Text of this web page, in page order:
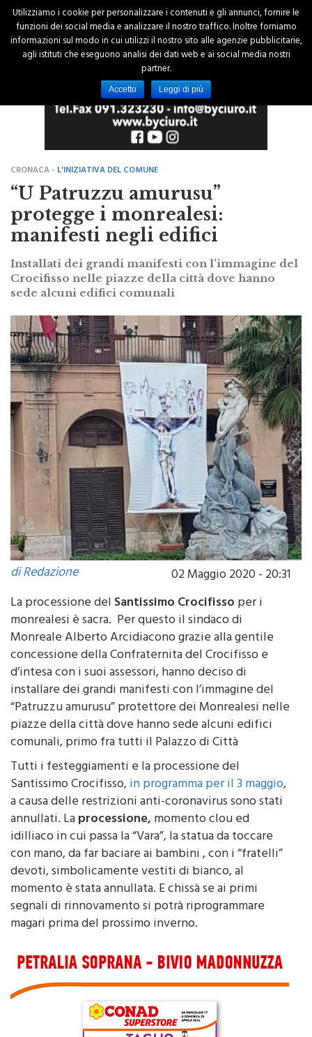
CRONACA -L'INIZIATIVA DEL COMUNE
“U Patruzzu amurusu”
protegge i monrealesi:
manifesti negli edifici
Installati dei grandi manifesti con l’immagine del
Crocifisso nelle piazze della città dove hanno
sede alcuni edifici comunali
di Redazione
02 Maggio 2020 - 20:31
Santissimo Crocifissoper i
monrealesi è sacra. Per questo il sindaco di
Monreale Alberto Arcidiacono grazie alla gentile
concessione della Confraternita del Crocifisso e
d’intesa con i suoi assessori, hanno deciso di
installare dei grandi manifesti con l’immagine del
“Patruzzu amurusu” protettore dei Monrealesi nelle
piazze della città dove hanno sede alcuni edifici
comunali, primo fra tutti il Palazzo di Città
Tutti i festeggiamenti e la processione del
Santissimo Crocifisso,in programma per il 3 maggio
a causa delle restrizioni anti-coronavirus sono stati
annullati. Laprocessione,momento clou ed
idilliaco in cui passa la “Vara”, la statua da toccare
con mano, da far baciare ai bambini , con i “fratelli”
devoti, simbolicamente vestiti di bianco, al
momento è stata annullata. E chissà se ai primi
segnali di rinnovamento si potrà riprogrammare
magari prima del prossimo inverno.
Utilizziamo i cookie per personalizzare i contenuti e gli annunci, fornire le
funzioni dei social media e analizzare il nostro traffico. Inoltre forniamo
informazioni sul modo in cui utilizzi il nostro sito alle agenzie pubblicitarie,
agli istituti che eseguono analisi dei dati web e ai social media nostri
partner.
Accetto Leggi di più